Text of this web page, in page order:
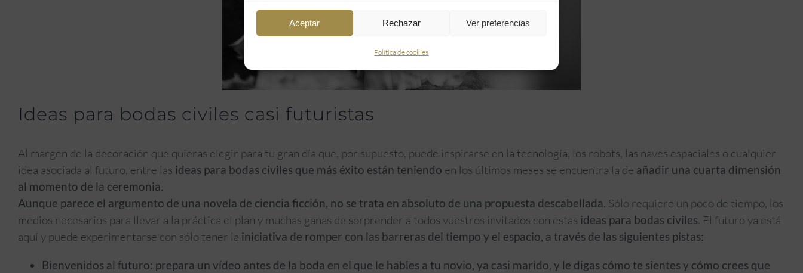
Aceptar Rechazar Ver preferencias
Política de cookies
Ideas para bodas civiles casi futuristas
Al margen de la decoración que quieras elegir para tu gran día que, por supuesto, puede inspirarse en la tecnología, los robots, las naves espaciales o cualquier
idea asociada al futuro, entre las ideas para bodas civiles que más éxito están teniendo en los últimos meses se encuentra la de añadir una cuarta dimensión
al momento de la ceremonia.
Aunque parece el argumento de una novela de ciencia ficción, no se trata en absoluto de una propuesta descabellada. Sólo requiere un poco de tiempo, los
medios necesarios para llevar a la práctica el plan y muchas ganas de sorprender a todos vuestros invitados con estas ideas para bodas civiles. El futuro ya está
aquí y puede experimentarse con sólo tener la iniciativa de romper con las barreras del tiempo y el espacio, a través de las siguientes pistas:
Bienvenidos al futuro: prepara un vídeo antes de la boda en el que le hables a tu novio, ya casi marido, y le digas cómo te sientes y cómo crees que